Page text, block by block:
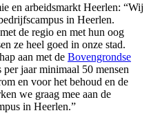
en arbeidsmarkt Heerlen: “Wij
in Heerlen.
de regio en met hun oog
ze heel goed in onze stad.
aan met de Bovengrondse
per jaar minimaal 50 mensen
en voor het behoud en de
we graag mee aan de
in Heerlen.”